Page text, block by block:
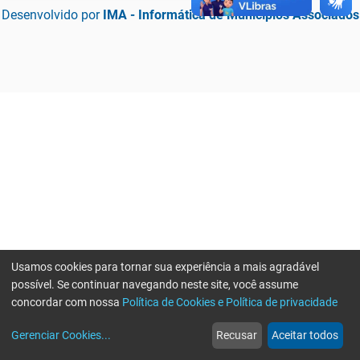
Desenvolvido por IMA - Informática de Municípios Associados
web
Notícias
more_horiz
Mais
Usamos cookies para tornar sua experiência a mais agradável
possível. Se continuar navegando neste site, você assume
concordar com nossa Política de Cookies e Política de privacidade
Gerenciar Cookies... Recusar Aceitar todos
Erro ao enviar informações, por favor tente novamente